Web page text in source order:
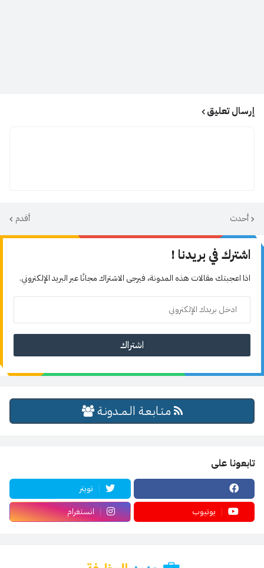
إرسال تعليق
أحدث أقدم
اشترك في بريدنا !
اذا اعجبتك مقالات هذه المدونة، فيرجى الاشتراك مجانًا عبر البريد الإلكتروني.
مـتـابـعـة الـمــدونـة
تابعونا على
تويتر
يوتيوب
انستغرام